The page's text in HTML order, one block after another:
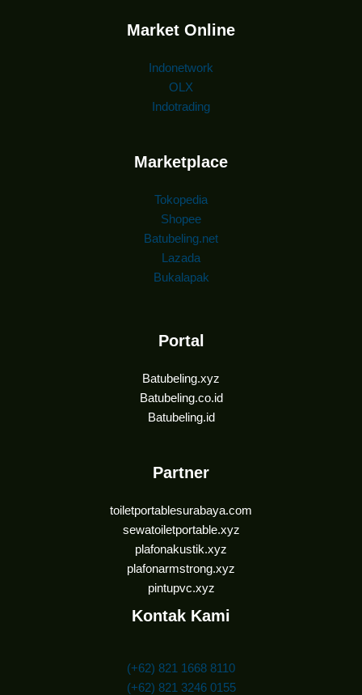
Market Online
Indonetwork
OLX
Indotrading
Marketplace
Tokopedia
Shopee
Batubeling.net
Lazada
Bukalapak
Portal
Batubeling.xyz
Batubeling.co.id
Batubeling.id
Partner
toiletportablesurabaya.com
sewatoiletportable.xyz
plafonakustik.xyz
plafonarmstrong.xyz
pintupvc.xyz
Kontak Kami
(+62) 821 1668 8110
(+62) 821 3246 0155